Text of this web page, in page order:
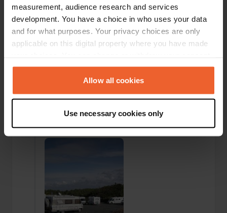
measurement, audience research and services
development. You have a choice in who uses your data
and for what purposes. Your privacy choices are only
applicable on this digital property where you have made
any time from the Cookie Declaration or by clicking on
the Privacy trigger icon.
Collect information about your geographical location
which can be accurate to within several meters
Identify your device by actively scanning it for
and set your preferences in the
We use cookies to personalise content and ads, to
Allow all cookies
Use necessary cookies only
Ajout d'une photo à un
emplacement
il y a plus de 6
ans